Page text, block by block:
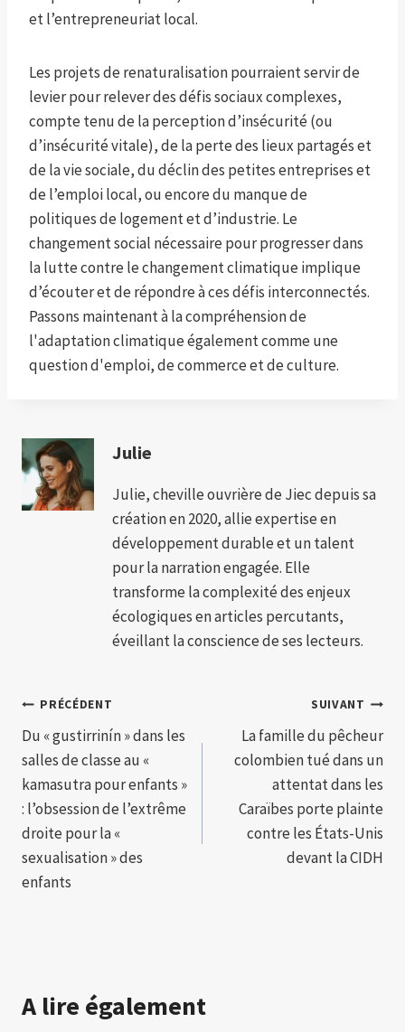
et l’entrepreneuriat local.
Les projets de renaturalisation pourraient servir de
levier pour relever des défis sociaux complexes,
compte tenu de la perception d’insécurité (ou
d’insécurité vitale), de la perte des lieux partagés et
de la vie sociale, du déclin des petites entreprises et
de l’emploi local, ou encore du manque de
politiques de logement et d’industrie. Le
changement social nécessaire pour progresser dans
la lutte contre le changement climatique implique
d’écouter et de répondre à ces défis interconnectés.
Passons maintenant à la compréhension de
l'adaptation climatique également comme une
question d'emploi, de commerce et de culture.
Julie
Julie, cheville ouvrière de Jiec depuis sa
création en 2020, allie expertise en
développement durable et un talent
pour la narration engagée. Elle
transforme la complexité des enjeux
écologiques en articles percutants,
éveillant la conscience de ses lecteurs.
Navigation
de
l’article
PRÉCÉDENT
Du « gustirrinín » dans les
salles de classe au «
kamasutra pour enfants »
: l’obsession de l’extrême
droite pour la «
sexualisation » des
enfants
SUIVANT
La famille du pêcheur
colombien tué dans un
attentat dans les
Caraïbes porte plainte
contre les États-Unis
devant la CIDH
A lire également